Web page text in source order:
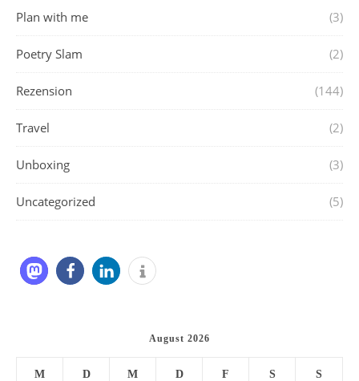
Plan with me (3)
Poetry Slam (2)
Rezension (144)
Travel (2)
Unboxing (3)
Uncategorized (5)
August 2026
M D M D F S S